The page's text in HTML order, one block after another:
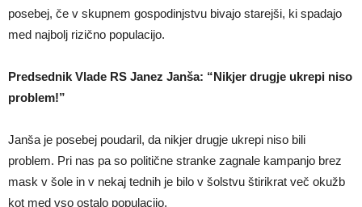
posebej, če v skupnem gospodinjstvu bivajo starejši, ki spadajo
med najbolj rizično populacijo.
Predsednik Vlade RS Janez Janša: “Nikjer drugje ukrepi niso
problem!”
Janša je posebej poudaril, da nikjer drugje ukrepi niso bili
problem. Pri nas pa so politične stranke zagnale kampanjo brez
mask v šole in v nekaj tednih je bilo v šolstvu štirikrat več okužb
kot med vso ostalo populacijo.